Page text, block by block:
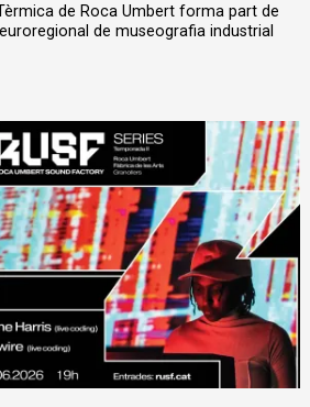
de Roca Umbert forma part de
de museografia industrial